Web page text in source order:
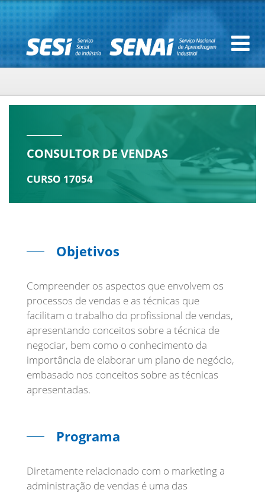
CONSULTOR DE VENDAS
CURSO 17054
Objetivos
Compreender os aspectos que envolvem os
processos de vendas e as técnicas que
facilitam o trabalho do profissional de vendas,
apresentando conceitos sobre a técnica de
negociar, bem como o conhecimento da
importância de elaborar um plano de negócio,
embasado nos conceitos sobre as técnicas
apresentadas.
Programa
Diretamente relacionado com o marketing a
administração de vendas é uma das